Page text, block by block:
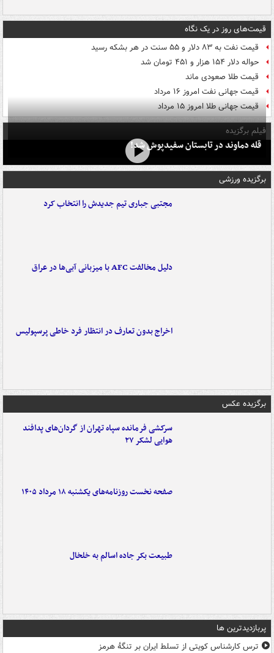
قیمت‌های روز در یک نگاه
قیمت نفت به ۸۳ دلار و ۵۵ سنت در هر بشکه رسید
حواله دلار ۱۵۴ هزار و ۴۵۱ تومان شد
قیمت طلا صعودی ماند
قیمت جهانی نفت امروز ۱۶ مرداد
قیمت جهانی طلا امروز ۱۵ مرداد
فیلم برگزیده
قله دماوند در تابستان سفیدپوش شد!
برگزیده ورزشی
مجتبی جباری تیم جدیدش را انتخاب کرد
دلیل مخالفت AFC با میزبانی آبی‌ها در عراق
اخراج بدون تعارف در انتظار فرد خاطی پرسپولیس
برگزیده عکس
سرکشی فرمانده سپاه تهران از گردان‌های پدافند
هوایی لشکر ۲۷
صفحه نخست روزنامه‌های یکشنبه ۱۸ مرداد ۱۴۰۵
طبیعت بکر جاده اسالم به خلخال
پربازدیدترین ها
ترس کارشناس کویتی از تسلط ایران بر تنگۀ هرمز